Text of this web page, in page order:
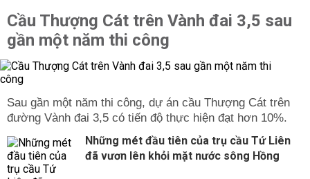
Cầu Thượng Cát trên Vành đai 3,5 sau
gần một năm thi công
Sau gần một năm thi công, dự án cầu Thượng Cát trên
đường Vành đai 3,5 có tiến độ thực hiện đạt hơn 10%.
Những mét đầu tiên của trụ cầu Tứ Liên
đã vươn lên khỏi mặt nước sông Hồng